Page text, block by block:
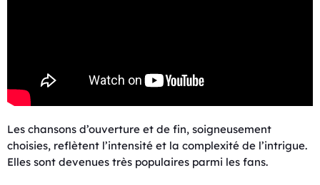
Les chansons d’ouverture et de fin, soigneusement
choisies, reflètent l’intensité et la complexité de l’intrigue.
Elles sont devenues très populaires parmi les fans.